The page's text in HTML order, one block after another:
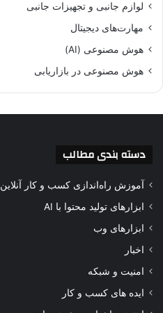
لوازم جانبی و تجهیزات جانبی
مهارت‌های دیجیتال
هوش مصنوعی (AI)
هوش مصنوعی در بازاریابی
دسته بندی مطالب
آموزش راه‌اندازی کسب و کار آنلاین
ابزارهای تولید محتوا با AI
ابزارهای وب
اخبار
امنیت و شبکه
ایده های کسب و کار